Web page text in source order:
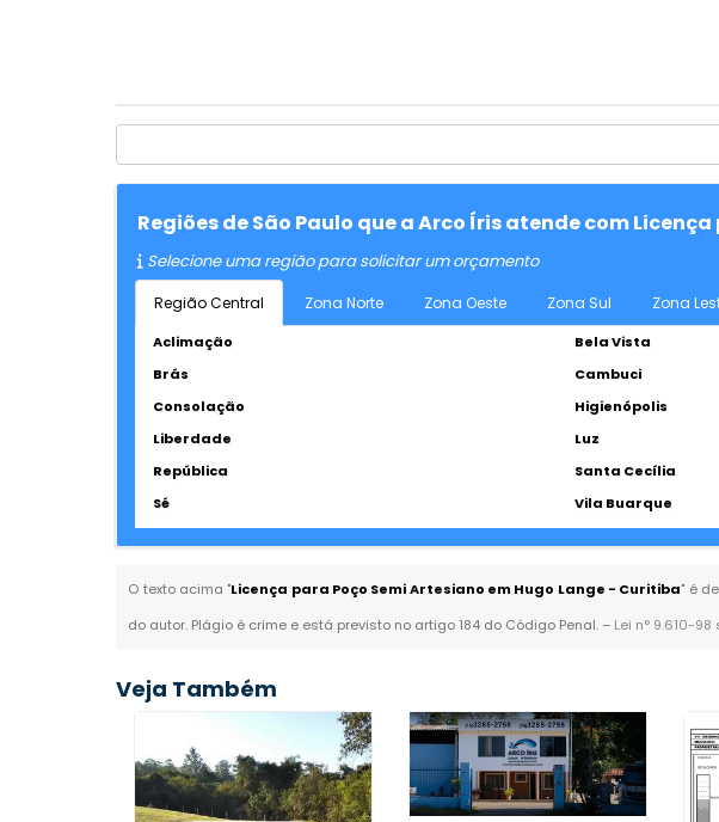
Regiões de São Paulo que a Arco Íris atende com
Selecione uma região para solicitar um orçamento
Região Central Zona Norte Zona Oeste Zona Sul Zona
Aclimação Bela Vista
Brás
Cambuci
Consolação
Higienópolis
Liberdade
Luz
República
Santa Cecília
Sé
Vila Buarque
O texto acima "Licença para Poço Semi Artesiano em Hugo Lange - Curitiba" é
do autor. Plágio é crime e está previsto no artigo 184 do Código Penal. – Lei n° 9.610-
Veja Também